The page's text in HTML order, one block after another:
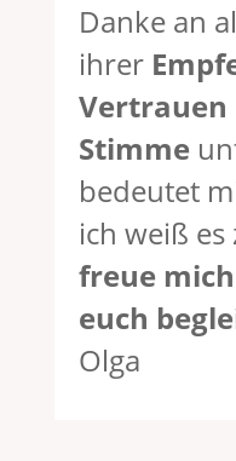
Danke an
ihrer
Vertrauen
Stimme
bedeutet
ich weiß es
freue
euch
Olga